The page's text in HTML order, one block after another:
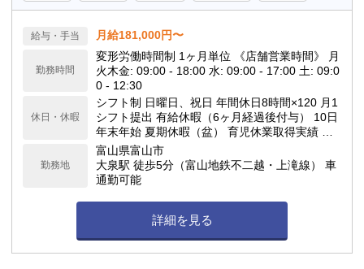
給与・手当 月給181,000円〜
勤務時間
変形労働時間制 1ヶ月単位 《店舗営業時間》 月
火木金: 09:00 - 18:00 水: 09:00 - 17:00 土: 09:0
0 - 12:30
休日・休暇
シフト制 日曜日、祝日 年間休日8時間×120 月1
シフト提出 有給休暇（6ヶ月経過後付与） 10日
年末年始 夏期休暇（盆） 育児休業取得実績 あ
り
勤務地
富山県富山市
大泉駅 徒歩5分（富山地鉄不二越・上滝線） 車
通勤可能
詳細を見る